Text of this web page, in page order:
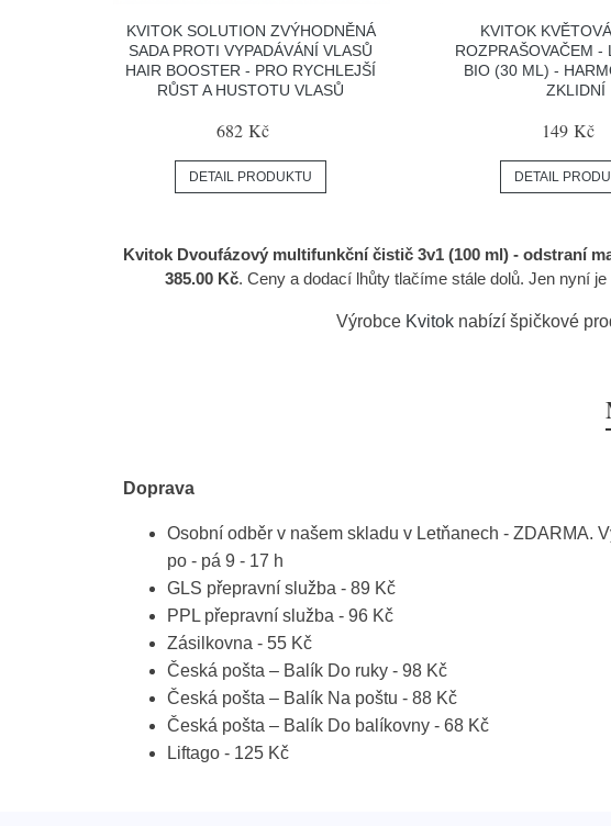
KVITOK SOLUTION ZVÝHODNĚNÁ
SADA PROTI VYPADÁVÁNÍ VLASŮ
HAIR BOOSTER - PRO RYCHLEJŠÍ
RŮST A HUSTOTU VLASŮ
682 Kč
DETAIL PRODUKTU
KVITOK
ROZPRAŠOVAČEM -
BIO (30 ML) -
ZKLIDNÍ
149 Kč
DETAIL
Kvitok Dvoufázový multifunkční čistič 3v1 (100 ml) - odstraní
385.00 Kč. Ceny a dodací lhůty tlačíme stále dolů. Jen nyní
Výrobce Kvitok nabízí špičkové
Doprava
Osobní odběr v našem skladu v Letňanech - ZDARMA.
po - pá 9 - 17 h
GLS přepravní služba - 89 Kč
PPL přepravní služba - 96 Kč
Zásilkovna - 55 Kč
Česká pošta – Balík Do ruky - 98 Kč
Česká pošta – Balík Na poštu - 88 Kč
Česká pošta – Balík Do balíkovny - 68 Kč
Liftago - 125 Kč